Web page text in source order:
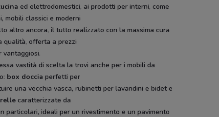
ed elettrodomestici, ai prodotti per interni, come
mobili classici e moderni
altro ancora, il tutto realizzato con la massima cura
qualità, offerta a prezzi
vantaggiosi.
vastità di scelta la trovi anche per i mobili da
box doccia perfetti per
una vecchia vasca, rubinetti per lavandini e bidet e
caratterizzate da
particolari, ideali per un rivestimento e un pavimento